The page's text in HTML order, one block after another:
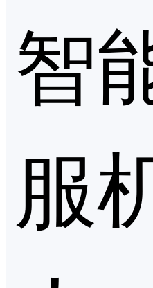
智
服